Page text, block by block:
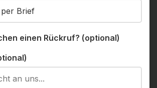
Brief
einen Rückruf? (optional)